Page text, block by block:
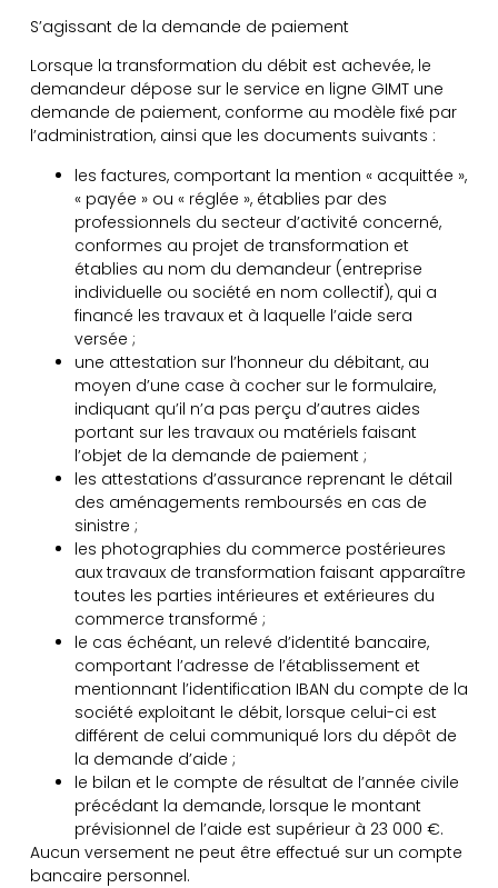
S’agissant de la demande de paiement
Lorsque la transformation du débit est achevée, le
demandeur dépose sur le service en ligne GIMT une
demande de paiement, conforme au modèle fixé par
l’administration, ainsi que les documents suivants :
les factures, comportant la mention « acquittée »,
« payée » ou « réglée », établies par des
professionnels du secteur d’activité concerné,
conformes au projet de transformation et
établies au nom du demandeur (entreprise
individuelle ou société en nom collectif), qui a
financé les travaux et à laquelle l’aide sera
versée ;
une attestation sur l’honneur du débitant, au
moyen d’une case à cocher sur le formulaire,
indiquant qu’il n’a pas perçu d’autres aides
portant sur les travaux ou matériels faisant
l’objet de la demande de paiement ;
les attestations d’assurance reprenant le détail
des aménagements remboursés en cas de
sinistre ;
les photographies du commerce postérieures
aux travaux de transformation faisant apparaître
toutes les parties intérieures et extérieures du
commerce transformé ;
le cas échéant, un relevé d’identité bancaire,
comportant l’adresse de l’établissement et
mentionnant l’identification IBAN du compte de la
société exploitant le débit, lorsque celui-ci est
différent de celui communiqué lors du dépôt de
la demande d’aide ;
le bilan et le compte de résultat de l’année civile
précédant la demande, lorsque le montant
prévisionnel de l’aide est supérieur à 23 000 €.
Aucun versement ne peut être effectué sur un compte
bancaire personnel.